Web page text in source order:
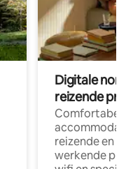
Digitale
reizende
Comfortabele
reizende en
werkende